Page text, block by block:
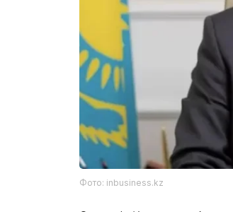
Фото: inbusiness.kz